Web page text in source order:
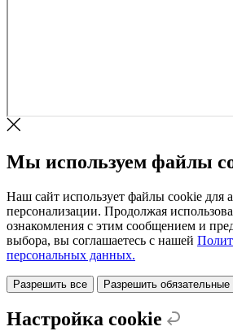
Мы используем файлы
Наш сайт использует файлы cookie для
персонализации. Продолжая
ознакомления с этим сообщением и
выбора, вы соглашаетесь с нашей
персональных данных.
Разрешить все Разрешить обязательные
Настройка cookie